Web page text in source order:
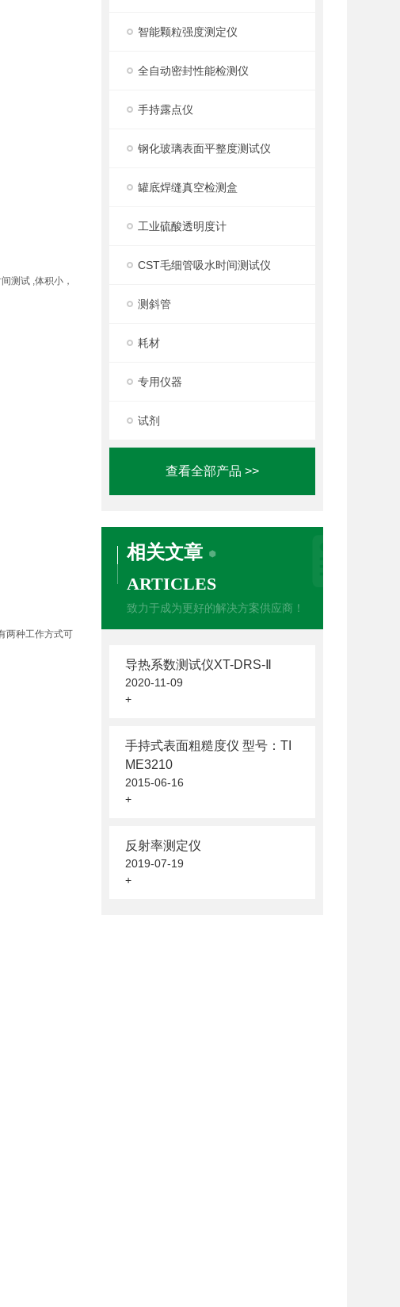
智能颗粒强度测定仪
全自动密封性能检测仪
手持露点仪
钢化玻璃表面平整度测试仪
罐底焊缝真空检测盒
工业硫酸透明度计
CST毛细管吸水时间测试仪
测斜管
耗材
专用仪器
试剂
查看全部产品 >>
相关文章
ARTICLES
致力于成为更好的解决方案供应商！
导热系数测试仪XT-DRS-Ⅱ
2020-11-09
+
手持式表面粗糙度仪 型号：TI
ME3210
2015-06-16
+
反射率测定仪
2019-07-19
+
测试 ,体积小，
两种工作方式可